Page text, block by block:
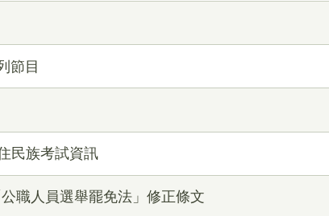
節目
民族考試資訊
職人員選舉罷免法」修正條文